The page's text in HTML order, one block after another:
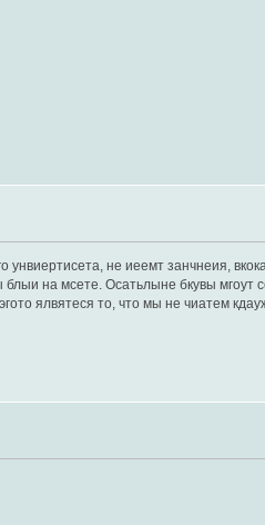
унвиертисета, не иеемт занчнеия,
на мсете. Осатьлыне бкувы мгоут
ялвятеся то, что мы не чиатем